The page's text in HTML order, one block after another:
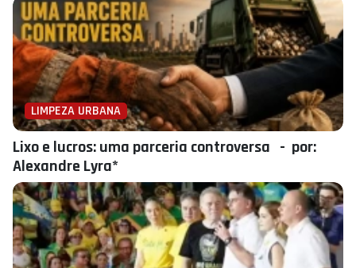
LIMPEZA URBANA
Lixo e lucros: uma parceria controversa - por:
Alexandre Lyra*